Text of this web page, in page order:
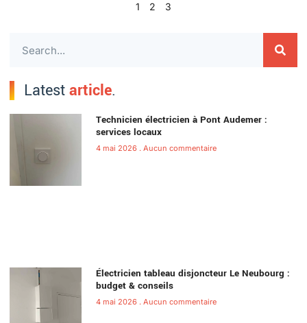
1 2 3
Latestarticle.
Technicien électricien à Pont Audemer :
services locaux
4 mai 2026 Aucun commentaire
Électricien tableau disjoncteur Le Neubourg :
budget & conseils
4 mai 2026 Aucun commentaire